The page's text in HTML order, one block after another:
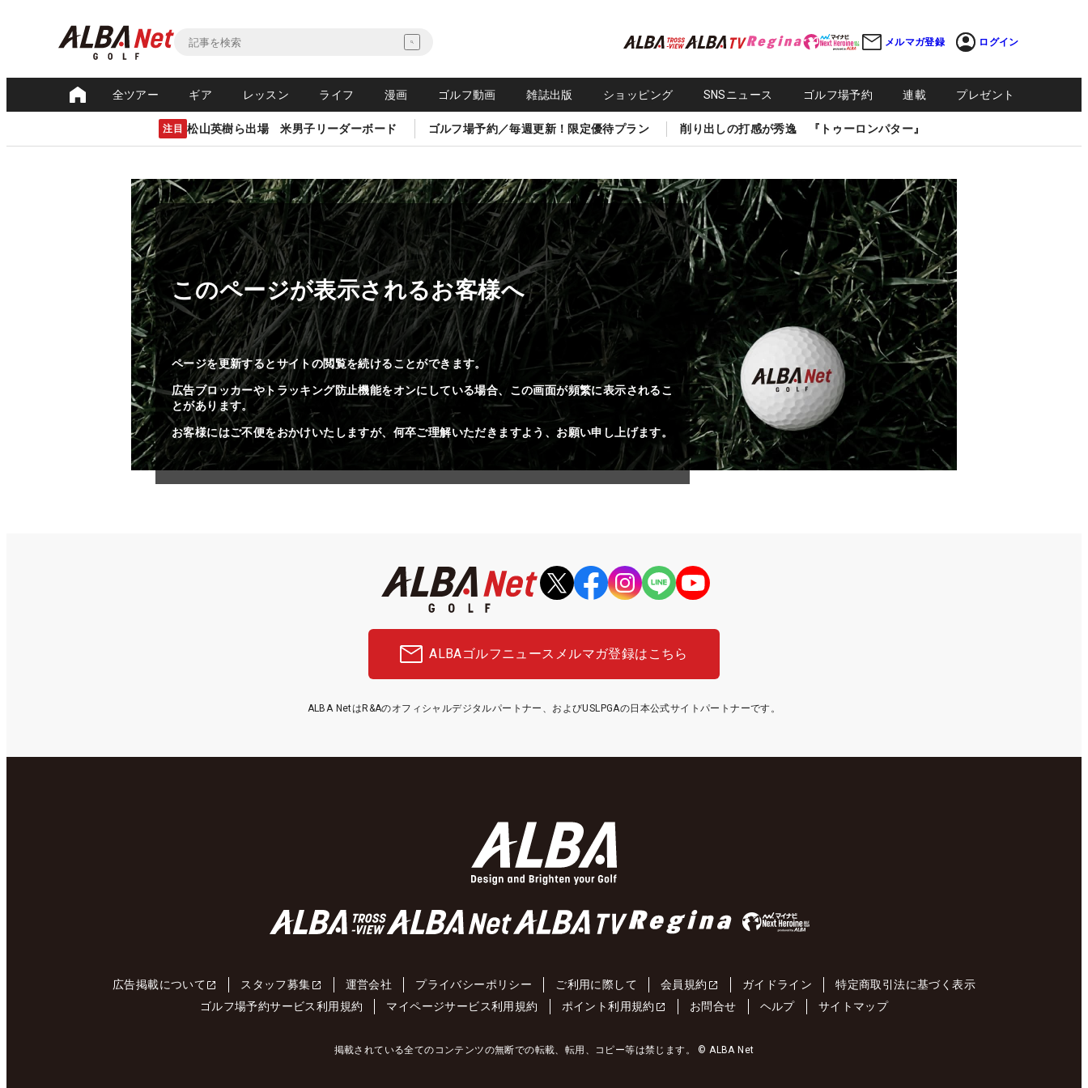
メルマガ登録 ログイン
全ツアー ギア レッスン ライフ 漫画 ゴルフ動画 雑誌出版 ショッピング SNSニュース ゴルフ場予約 連載 プレゼント
注目 松山英樹ら出場 米男子リーダーボード ゴルフ場予約／毎週更新！限定優待プラン 削り出しの打感が秀逸 『トゥーロンパター』
このページが表示されるお客様へ
ページを更新するとサイトの閲覧を続けることができます。
広告ブロッカーやトラッキング防止機能をオンにしている場合、この画面が頻繁に表示されるこ
とがあります。
お客様にはご不便をおかけいたしますが、何卒ご理解いただきますよう、お願い申し上げます。
ALBAゴルフニュース メルマガ登録はこちら
ALBA NetはR&Aのオフィシャルデジタルパートナー、およびUSLPGAの日本公式サイトパートナーです。
広告掲載について スタッフ募集 運営会社 プライバシーポリシー ご利用に際して 会員規約 ガイドライン
特定商取引法に基づく表示
ゴルフ場予約サービス利用規約
マイページサービス利用規約 ポイント利用規約 お問合せ ヘルプ サイトマップ
掲載されている全てのコンテンツの無断での転載、転用、コピー等は禁じます。 © ALBA Net